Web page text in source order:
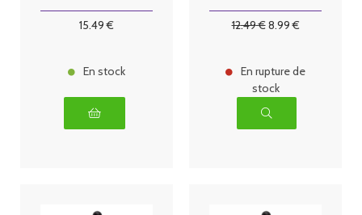
15.49 €
En stock
sylvestre
12.49€8.99€
En rupture de
stock